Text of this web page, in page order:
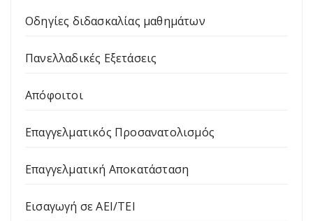
Οδηγίες διδασκαλίας μαθημάτων
Πανελλαδικές Εξετάσεις
Απόφοιτοι
Επαγγελματικός Προσανατολισμός
Επαγγελματική Αποκατάσταση
Εισαγωγή σε ΑΕΙ/ΤΕΙ